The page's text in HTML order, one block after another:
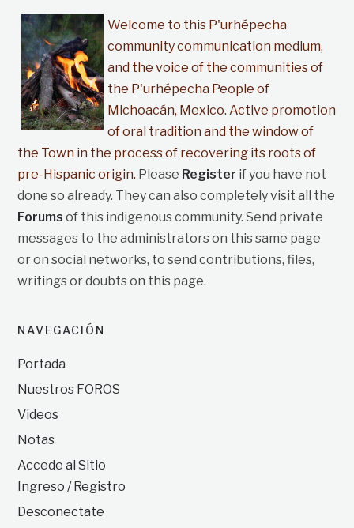
Welcome to this P'urhépecha
community communication medium,
and the voice of the communities of
the P'urhépecha People of
Michoacán, Mexico. Active promotion
of oral tradition and the window of
the Town in the process of recovering its roots of
pre-Hispanic origin. Please Register if you have not
done so already. They can also completely visit all the
Forums of this indigenous community. Send private
messages to the administrators on this same page
or on social networks, to send contributions, files,
writings or doubts on this page.
NAVEGACIÓN
Portada
Nuestros FOROS
Videos
Notas
Accede al Sitio
Ingreso / Registro
Desconectate